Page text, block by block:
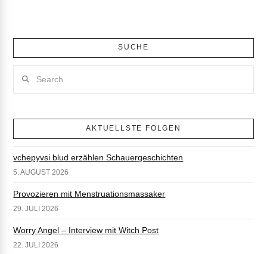
SUCHE
AKTUELLSTE FOLGEN
vchepyvsi blud erzählen Schauergeschichten
5. AUGUST 2026
Provozieren mit Menstruationsmassaker
29. JULI 2026
Worry Angel – Interview mit Witch Post
22. JULI 2026